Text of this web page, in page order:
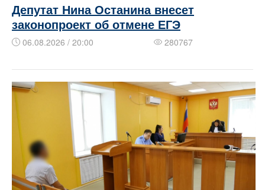
Депутат Нина Останина внесет
законопроект об отмене ЕГЭ
06.08.2026 / 20:00 280767